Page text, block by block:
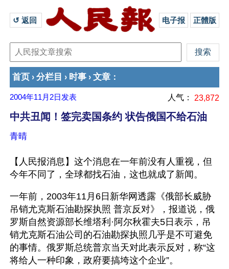
↺ 返回 电子报 正體版
首页 › 分栏目 › 时事 › 文章 ：
2004年11月2日 发表 人气： 23,872
中共丑闻！签完卖国条约 状告俄国不给石油
青晴
【人民报消息】这个消息在一年前没有人重视，但
今年不同了，全球都找石油，这也就成了新闻。
一年前，2003年11月6日新华网透露《俄部长威胁
吊销尤克斯石油勘探执照 普京反对》，报道说，俄
罗斯自然资源部长维塔利·阿尔秋霍夫5日表示，吊
销尤克斯石油公司的石油勘探执照几乎是不可避免
的事情。俄罗斯总统普京当天对此表示反对，称“这
将给人一种印象，政府要搞垮这个企业”。